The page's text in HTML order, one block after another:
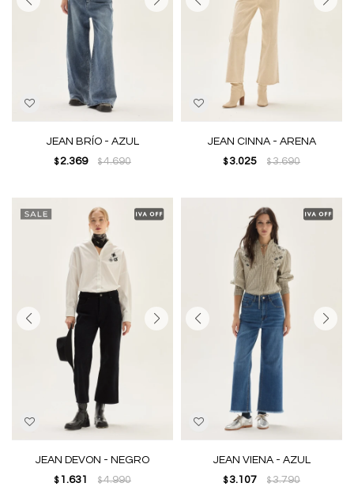
JEAN BRÍO - AZUL
$ 2.369 $4.690
JEAN CINNA - ARENA
$ 3.025 $3.690
JEAN DEVON - NEGRO
$ 1.631 $4.990
JEAN VIENA - AZUL
$ 3.107 $3.790